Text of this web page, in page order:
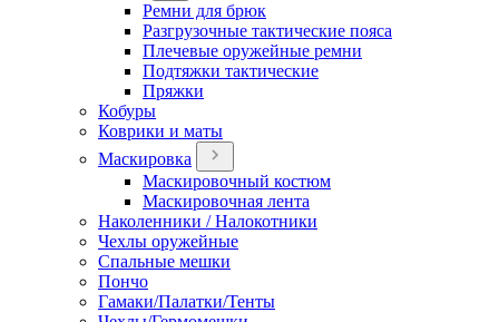
Ремни для брюк
Разгрузочные тактические пояса
Плечевые оружейные ремни
Подтяжки тактические
Пряжки
Кобуры
Коврики и маты
Маскировка
Маскировочный костюм
Маскировочная лента
Наколенники / Налокотники
Чехлы оружейные
Спальные мешки
Пончо
Гамаки/Палатки/Тенты